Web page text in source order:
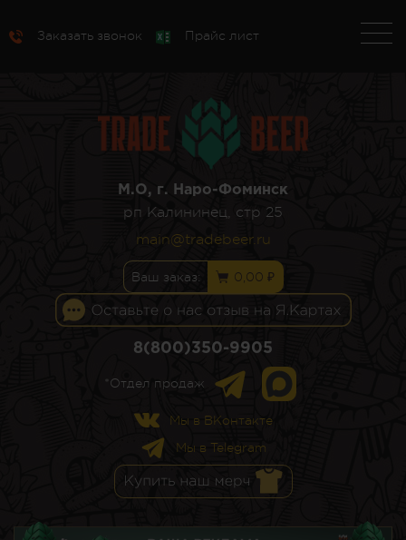
Заказать звонок Прайс лист
М.О, г. Наро-Фоминск
рп Калининец, стр 25
main@tradebeer.ru
Ваш заказ: 0,00 ₽
8(800)350-9905
*Отдел продаж
Мы в ВКонтакте
Мы в Telegram